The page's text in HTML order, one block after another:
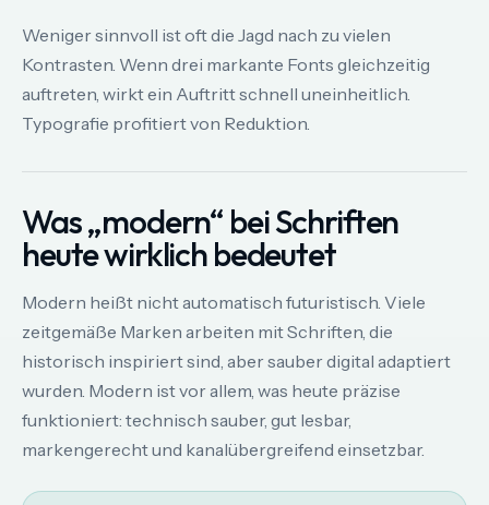
Weniger sinnvoll ist oft die Jagd nach zu vielen
Kontrasten. Wenn drei markante Fonts gleichzeitig
auftreten, wirkt ein Auftritt schnell uneinheitlich.
Typografie profitiert von Reduktion.
Was „modern“ bei Schriften
heute wirklich bedeutet
Modern heißt nicht automatisch futuristisch. Viele
zeitgemäße Marken arbeiten mit Schriften, die
historisch inspiriert sind, aber sauber digital adaptiert
wurden. Modern ist vor allem, was heute präzise
funktioniert: technisch sauber, gut lesbar,
markengerecht und kanalübergreifend einsetzbar.